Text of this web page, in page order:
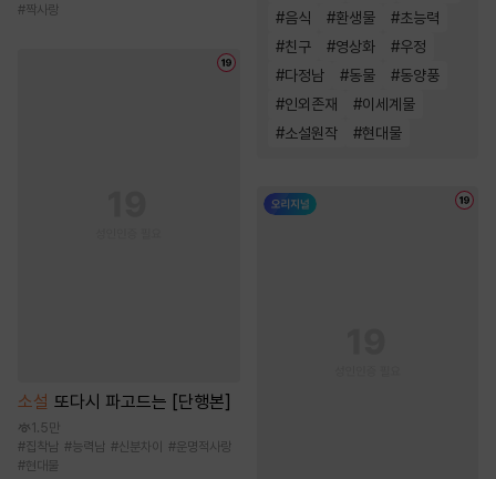
#짝사랑
소설 또다시 파고드는 [단행본]
1.5만
#집착남 #능력남 #신분차이 #운명적사랑
#현대물
#음식 #환생물 #초능력
#친구 #영상화 #우정
#다정남 #동물 #동양풍
#인외존재 #이세계물
#소설원작 #현대물